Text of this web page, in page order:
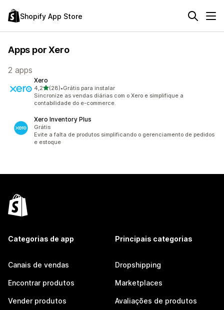
Shopify App Store
Apps por Xero
2 apps
Xero
4,2de 5 estrelas
(28)
28 avaliações ao todo
•Grátis para instalar
Sincronize as vendas diárias com o Xero e simplifique a
contabilidade do e-commerce.
Xero Inventory Plus
Grátis
Evite a falta de produtos simplificando o gerenciamento de pedidos
e estoque
Categorias de app
Canais de vendas
Encontrar produtos
Vender produtos
Principais categorias
Dropshipping
Marketplaces
Avaliações de produtos